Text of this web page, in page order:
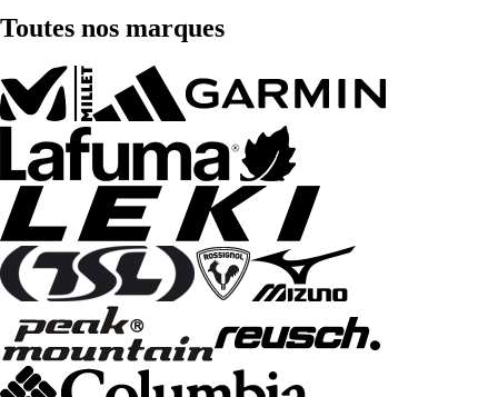
Toutes nos marques